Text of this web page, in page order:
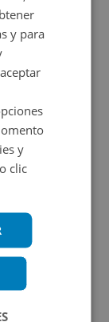
y para
y
clic